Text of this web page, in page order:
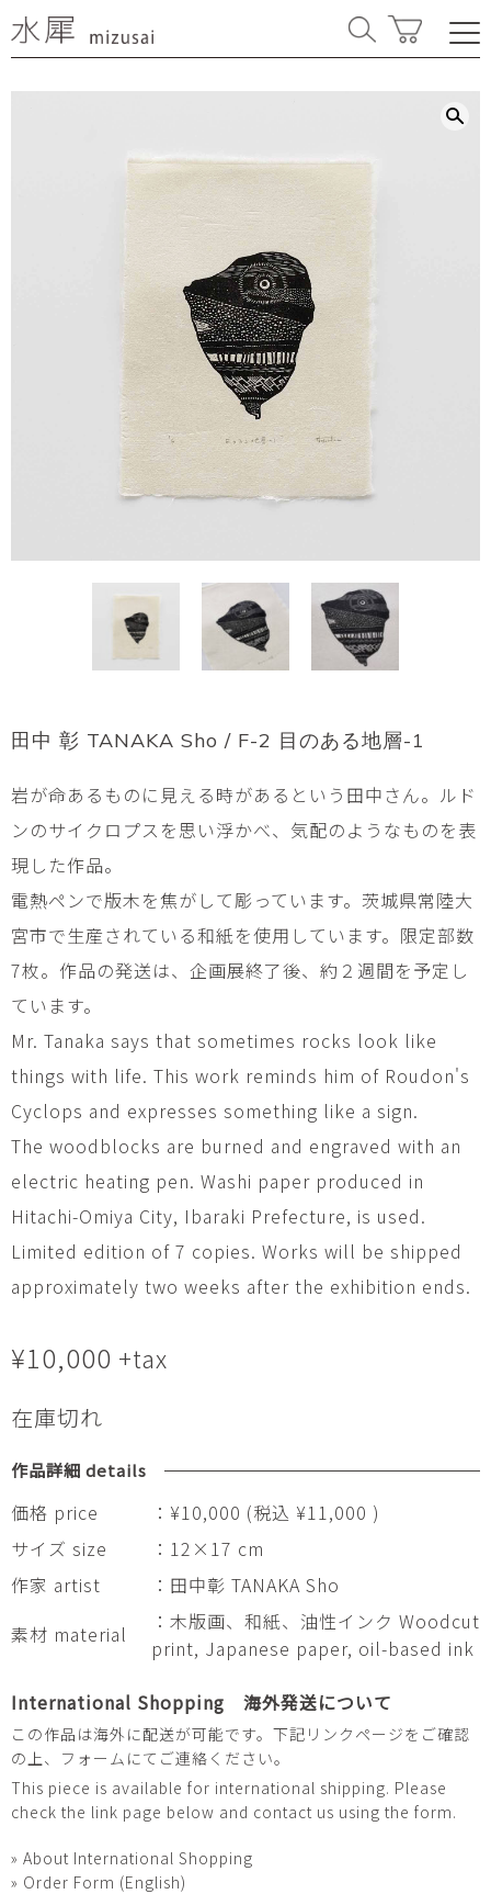
田中 彰 TANAKA Sho / F-2 目のある地層-1
岩が命あるものに見える時があるという田中さん。ルド
ンのサイクロプスを思い浮かべ、気配のようなものを表
現した作品。
電熱ペンで版木を焦がして彫っています。茨城県常陸大
宮市で生産されている和紙を使用しています。限定部数
7枚。作品の発送は、企画展終了後、約２週間を予定し
ています。
Mr. Tanaka says that sometimes rocks look like
things with life. This work reminds him of Roudon's
Cyclops and expresses something like a sign.
The woodblocks are burned and engraved with an
electric heating pen. Washi paper produced in
Hitachi-Omiya City, Ibaraki Prefecture, is used.
Limited edition of 7 copies. Works will be shipped
approximately two weeks after the exhibition ends.
¥10,000 +tax
在庫切れ
作品詳細 details
価格 price
：¥10,000 (税込 ¥11,000 )
サイズ size
：12×17 cm
作家 artist
：田中彰 TANAKA Sho
素材 material
：木版画、和紙、油性インク Woodcut
print, Japanese paper, oil-based ink
International Shopping 海外発送について
この作品は海外に配送が可能です。下記リンクページをご確認
の上、フォームにてご連絡ください。
This piece is available for international shipping. Please
check the link page below and contact us using the form.
» About International Shopping
» Order Form (English)